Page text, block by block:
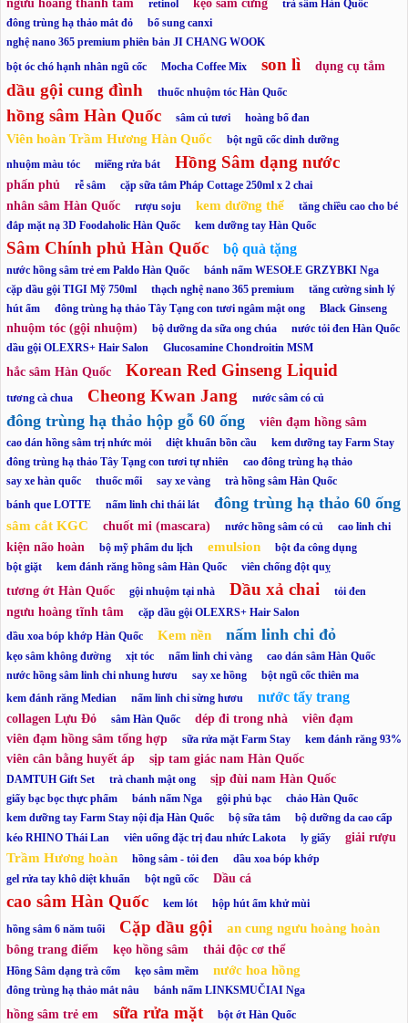
ngưu hoàng thanh tâm retinol kẹo sâm cứng
trà sâm Hàn Quốc
đông trùng hạ thảo mắt đỏ
bổ sung canxi
nghệ nano 365 premium phiên bản JI CHANG WOOK
bột óc chó hạnh nhân ngũ cốc
Mocha Coffee Mix son lì dụng cụ tắm
dầu gội cung đình thuốc nhuộm tóc Hàn Quốc
hồng sâm Hàn Quốc sâm củ tươi hoàng bổ đan
Viên hoàn Trầm Hương Hàn Quốc
bột ngũ cốc dinh dưỡng
nhuộm màu tóc
miếng rửa bát Hồng Sâm dạng nước
phấn phủ rễ sâm cặp sữa tắm Pháp Cottage 250ml x 2 chai
nhân sâm Hàn Quốc rượu soju kem dưỡng thể
tăng chiều cao cho bé
đắp mặt nạ 3D Foodaholic Hàn Quốc
kem dưỡng tay Hàn Quốc
Sâm Chính phủ Hàn Quốc bộ quà tặng
nước hồng sâm trẻ em Paldo Hàn Quốc
bánh nấm WESOŁE GRZYBKI Nga
cặp dầu gội TIGI Mỹ 750ml
thạch nghệ nano 365 premium
tăng cường sinh lý
hút ẩm
đông trùng hạ thảo Tây Tạng con tươi ngâm mật ong Black Ginseng
nhuộm tóc (gội nhuộm) bộ dưỡng da sữa ong chúa
nước tỏi đen Hàn Quốc
dầu gội OLEXRS+ Hair Salon
Glucosamine Chondroitin MSM
hắc sâm Hàn Quốc Korean Red Ginseng Liquid
tương cà chua Cheong Kwan Jang nước sâm có củ
đông trùng hạ thảo hộp gỗ 60 ống viên đạm hồng sâm
cao dán hồng sâm trị nhức mỏi diệt khuẩn bồn cầu
kem dưỡng tay Farm Stay
đông trùng hạ thảo Tây Tạng con tươi tự nhiên
cao đông trùng hạ thảo
say xe hàn quốc
thuốc mối say xe vàng
trà hồng sâm Hàn Quốc
bánh que LOTTE
nấm linh chi thái lát đông trùng hạ thảo 60 ống
sâm cắt KGC chuốt mi (mascara) nước hồng sâm có củ cao linh chi
kiện não hoàn bộ mỹ phẩm du lịch emulsion
bột đa công dụng
bột giặt
kem đánh răng hồng sâm Hàn Quốc viên chống đột quỵ
tương ớt Hàn Quốc gội nhuộm tại nhà Dầu xả chai tỏi đen
ngưu hoàng tĩnh tâm
cặp dầu gội OLEXRS+ Hair Salon
dầu xoa bóp khớp Hàn Quốc
Kem nền nấm linh chi đỏ
kẹo sâm không đường xịt tóc nấm linh chi vàng
cao dán sâm Hàn Quốc
nước hồng sâm linh chi nhung hươu
say xe hồng
bột ngũ cốc thiên ma
kem đánh răng Median
nấm linh chi sừng hươu nước tẩy trang
collagen Lựu Đỏ sâm Hàn Quốc dép đi trong nhà
viên đạm
viên đạm hồng sâm tổng hợp
sữa rửa mặt Farm Stay kem đánh răng 93%
viên cân bằng huyết áp sịp tam giác nam Hàn Quốc
DAMTUH Gift Set trà chanh mật ong sịp đùi nam Hàn Quốc
giấy bạc bọc thực phẩm bánh nấm Nga gội phủ bạc
chảo Hàn Quốc
kem dưỡng tay Farm Stay nội địa Hàn Quốc
bộ sữa tắm
bộ dưỡng da cao cấp
kéo RHINO Thái Lan
viên uống đặc trị đau nhức Lakota ly giấy giải rượu
Trầm Hương hoàn hồng sâm - tỏi đen
dầu xoa bóp khớp
gel rửa tay khô diệt khuẩn
bột ngũ cốc Dầu cá
cao sâm Hàn Quốc kem lót
hộp hút ẩm khử mùi
hồng sâm 6 năm tuổi
Cặp dầu gội an cung ngưu hoàng hoàn
bông trang điểm kẹo hồng sâm thải độc cơ thể
Hồng Sâm dạng trà cốm kẹo sâm mềm nước hoa hồng
đông trùng hạ thảo mắt nâu bánh nấm LINKSMUČIAI Nga
hồng sâm trẻ em sữa rửa mặt
bột ớt Hàn Quốc